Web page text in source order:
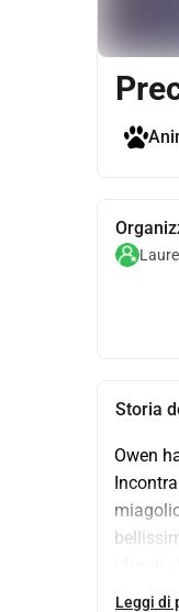
Storia
Owen
Per
Leggi di